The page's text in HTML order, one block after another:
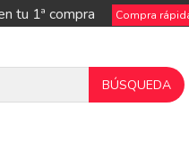
tu 1ª compra Compra